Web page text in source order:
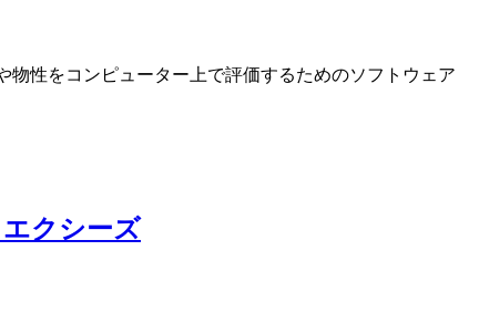
物性をコンピューター上で評価するためのソフトウェア
クシーズ